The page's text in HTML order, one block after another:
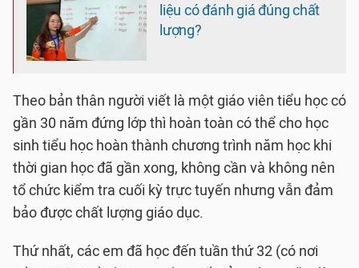
liệu có đánh giá đúng chất
lượng?
Theo bản thân người viết là một giáo viên tiểu học có
gần 30 năm đứng lớp thì hoàn toàn có thể cho học
sinh tiểu học hoàn thành chương trình năm học khi
thời gian học đã gần xong, không cần và không nên
tổ chức kiểm tra cuối kỳ trực tuyến nhưng vẫn đảm
bảo được chất lượng giáo dục.
Thứ nhất, các em đã học đến tuần thứ 32 (có nơi